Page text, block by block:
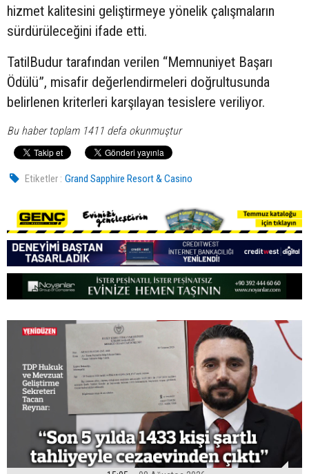
hizmet kalitesini geliştirmeye yönelik çalışmaların
sürdürüleceğini ifade etti.
TatilBudur tarafından verilen “Memnuniyet Başarı
Ödülü”, misafir değerlendirmeleri doğrultusunda
belirlenen kriterleri karşılayan tesislere veriliyor.
Bu haber toplam 1411 defa okunmuştur
Etiketler : Grand Sapphire Resort & Casino